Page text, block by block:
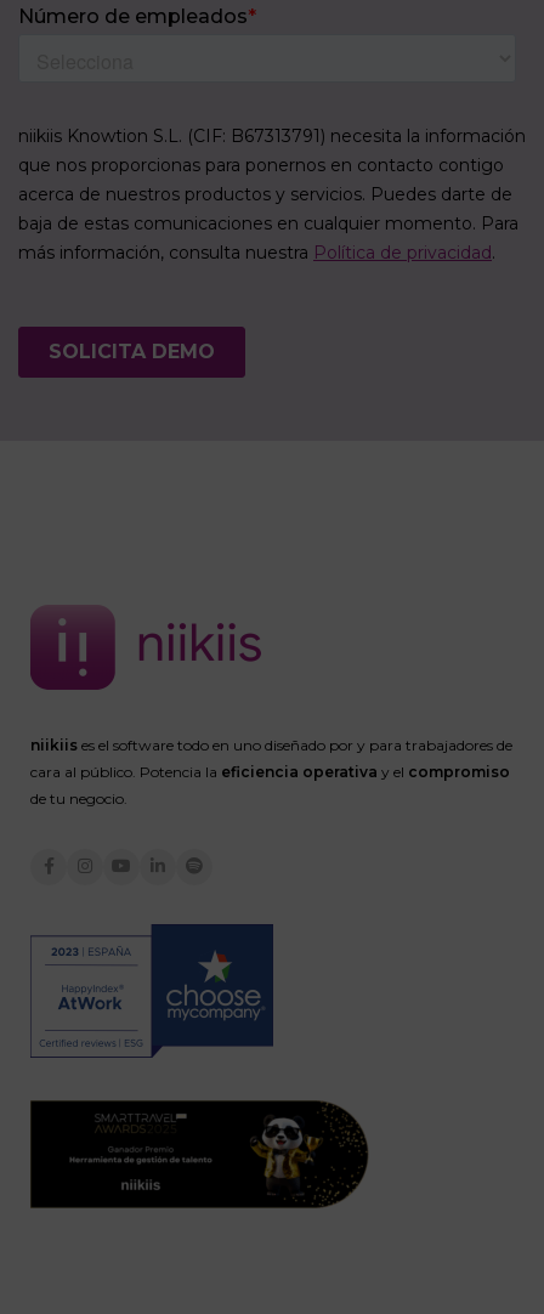
niikiis es el software todo en uno diseñado por y para trabajadores de
cara al público. Potencia la eficiencia operativa y el compromiso
de tu negocio.